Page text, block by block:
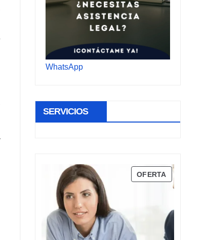
WhatsApp
SERVICIOS
OFERTA
EN